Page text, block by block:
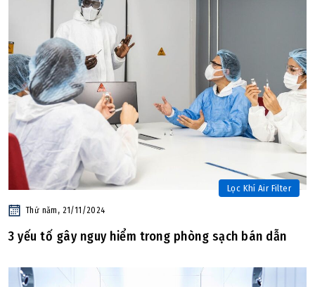
Lọc Khí Air Filter
Thứ năm, 21/11/2024
3 yếu tố gây nguy hiểm trong phòng sạch bán dẫn